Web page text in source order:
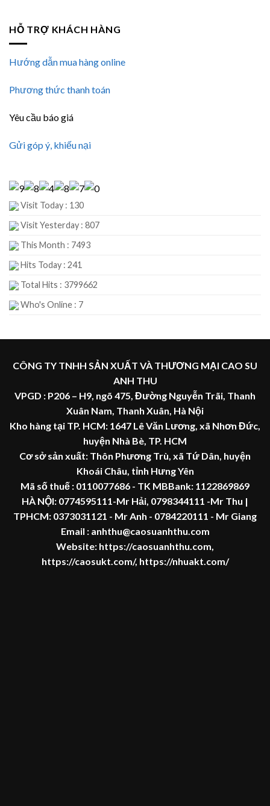
HỖ TRỢ KHÁCH HÀNG
Hướng dẫn mua hàng online
Phương thức thanh toán
Yêu cầu báo giá
Gửi góp ý, khiếu nại
Visit Today : 130
Visit Yesterday : 807
This Month : 7493
Hits Today : 241
Total Hits : 3799662
Who's Online : 7
CÔNG TY TNHH SẢN XUẤT VÀ THƯƠNG MẠI CAO SU
ANH THU
VPGD : P206 – H9, ngõ 475, Đường Nguyễn Trãi, Thanh
Xuân Nam, Thanh Xuân, Hà Nội
Kho hàng tại TP. HCM: 1647 Lê Văn Lương, xã Nhơn Đức,
huyện Nhà Bè, TP. HCM
Cơ sở sản xuất: Thôn Phương Trù, xã Tứ Dân, huyện
Khoái Châu, tỉnh Hưng Yên
Mã số thuế : 0110077686 - TK MBBank: 1122869869
HÀ NỘI: 0774595111-Mr Hải, 0798344111 -Mr Thu |
TPHCM: 0373031121 - Mr Anh - 0784220111 - Mr Giang
Email : anhthu@caosuanhthu.com
Website: https://caosuanhthu.com,
https://caosukt.com/, https://nhuakt.com/